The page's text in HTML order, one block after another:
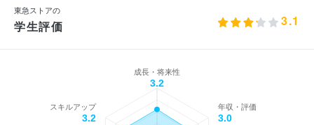
東急ストアの
学生評価 3.1
成長・将来性
3.2
年収・評価
3.0
スキルアップ
3.2